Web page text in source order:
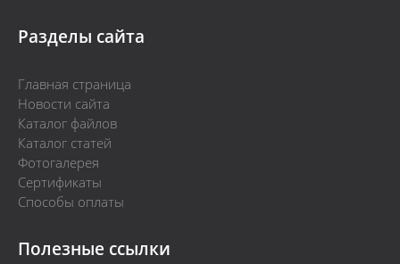
Разделы сайта
Главная страница
Новости сайта
Каталог файлов
Каталог статей
Фотогалерея
Сертификаты
Способы оплаты
Полезные ссылки